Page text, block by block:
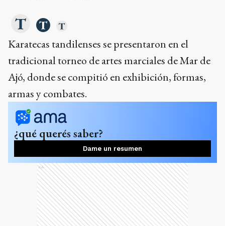
Karatecas tandilenses se presentaron en el
tradicional torneo de artes marciales de Mar de
Ajó, donde se compitió en exhibición, formas,
armas y combates.
¿qué querés saber?
Dame un resumen
Ads